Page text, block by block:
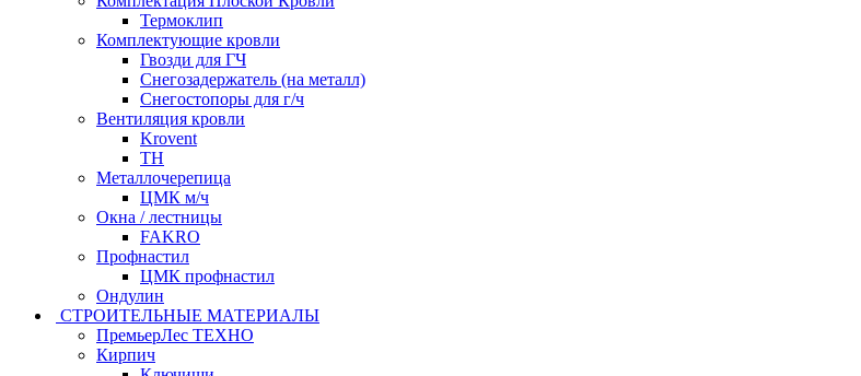
Термоклип
Комплектующие кровли
Гвозди для ГЧ
Снегозадержатель (на металл)
Снегостопоры для г/ч
Вентиляция кровли
Krovent
ТН
Металлочерепица
ЦМК м/ч
Окна / лестницы
FAKRO
Профнастил
ЦМК профнастил
Ондулин
СТРОИТЕЛЬНЫЕ МАТЕРИАЛЫ
ПремьерЛес ТЕХНО
Кирпич